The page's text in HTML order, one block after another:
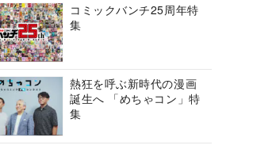
コミックバンチ25周年特
集
熱狂を呼ぶ新時代の漫画
誕生へ 「めちゃコン」特
集